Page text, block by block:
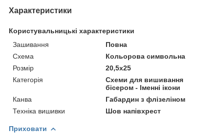
Характеристики
Користувальницькі характеристики
Зашивання
Повна
Схема
Кольорова символьна
Розмір
20,5х25
Категорія
Схеми для вишивання
бісером - Іменні ікони
Канва
Габардин з флізеліном
Техніка вишивки
Шов напівхрест
Приховати